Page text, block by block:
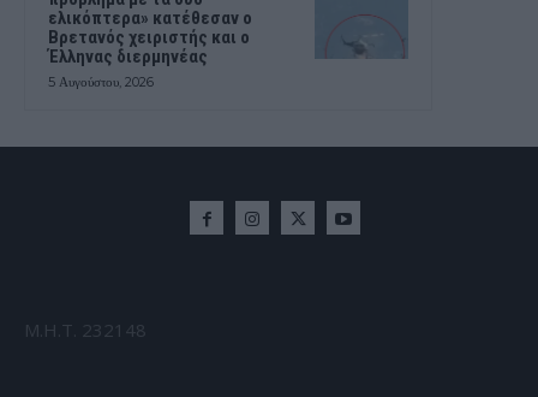
ελικόπτερα» κατέθεσαν ο
Βρετανός χειριστής και ο
Έλληνας διερμηνέας
5 Αυγούστου, 2026
Μ.Η.Τ. 232148